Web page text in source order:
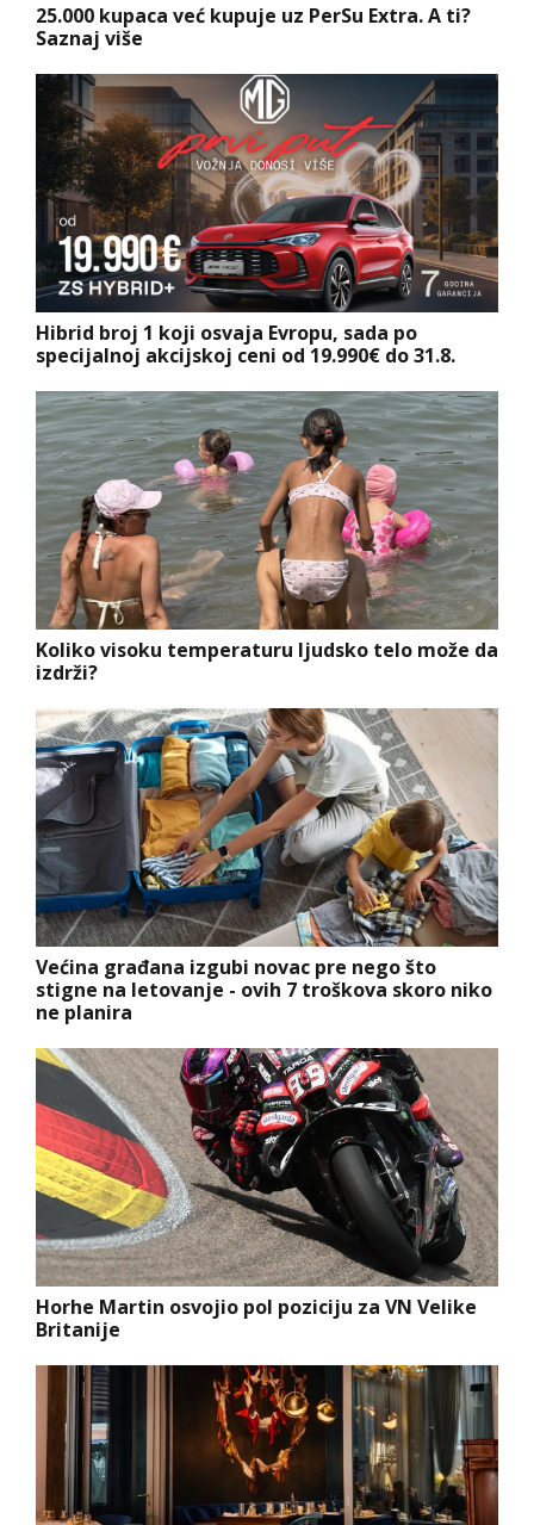
25.000 kupaca već kupuje uz PerSu Extra. A ti?
Saznaj više
Hibrid broj 1 koji osvaja Evropu, sada po
specijalnoj akcijskoj ceni od 19.990€ do 31.8.
Koliko visoku temperaturu ljudsko telo može da
izdrži?
Većina građana izgubi novac pre nego što
stigne na letovanje - ovih 7 troškova skoro niko
ne planira
Horhe Martin osvojio pol poziciju za VN Velike
Britanije